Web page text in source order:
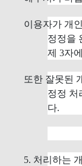
이용자가 개
정정을
제 3자
또한 잘못된
정정 처
다.
5. 처리하는